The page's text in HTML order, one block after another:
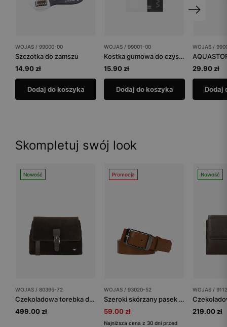
WOJAS / 99000-00
Szczotka do zamszu
14.90 zł
Dodaj do koszyka
WOJAS / 99001-00
Kostka gumowa do czyszczenia obuwia
15.90 zł
Dodaj do koszyka
WOJAS /
29.90 zł
Dodaj
Skompletuj swój look
Nowość
WOJAS / 80395-72
Czekoladowa torebka damska z łączonych skór
499.00 zł
Promocja
WOJAS / 93020-52
Szeroki skórzany pasek damski brązowy
59.00 zł
Najniższa cena z 30 dni przed
Nowość
WOJAS /
219.00 zł